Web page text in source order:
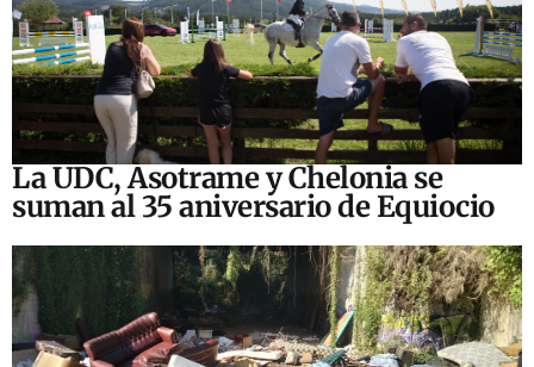
La UDC, Asotrame y Chelonia se
suman al 35 aniversario de Equiocio